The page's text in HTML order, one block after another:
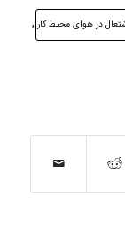
در هوای محیط کار ,